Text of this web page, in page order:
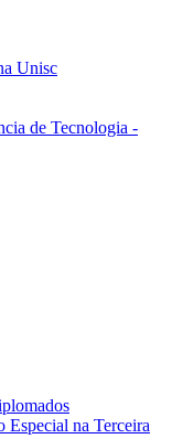
Unisc
de Tecnologia -
Especial na Terceira